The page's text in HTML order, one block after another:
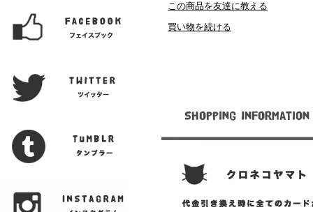
この商品を友達に教える
買い物を続ける